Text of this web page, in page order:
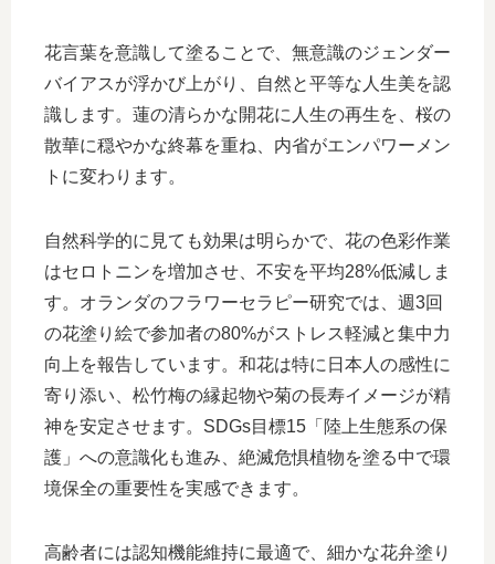
花言葉を意識して塗ることで、無意識のジェンダー
バイアスが浮かび上がり、自然と平等な人生美を認
識します。蓮の清らかな開花に人生の再生を、桜の
散華に穏やかな終幕を重ね、内省がエンパワーメン
トに変わります。
自然科学的に見ても効果は明らかで、花の色彩作業
はセロトニンを増加させ、不安を平均28%低減しま
す。オランダのフラワーセラピー研究では、週3回
の花塗り絵で参加者の80%がストレス軽減と集中力
向上を報告しています。和花は特に日本人の感性に
寄り添い、松竹梅の縁起物や菊の長寿イメージが精
神を安定させます。SDGs目標15「陸上生態系の保
護」への意識化も進み、絶滅危惧植物を塗る中で環
境保全の重要性を実感できます。
高齢者には認知機能維持に最適で、細かな花弁塗り